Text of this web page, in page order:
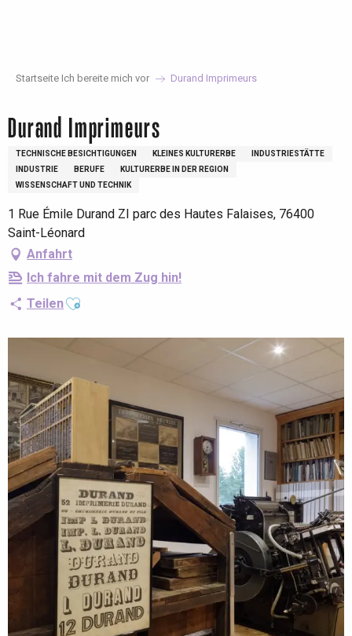
Startseite Ich bereite mich vor Durand Imprimeurs
Durand Imprimeurs
TECHNISCHE BESICHTIGUNGEN KLEINES KULTURERBE
INDUSTRIESTÄTTE
INDUSTRIE
BERUFE
KULTURERBE IN DER REGION
WISSENSCHAFT UND TECHNIK
1 Rue Émile Durand ZI parc des Hautes Falaises, 76400
Saint-Léonard
Anfahrt
Ich fahre mit dem Zug hin!
TeilenAjouter aux favoris